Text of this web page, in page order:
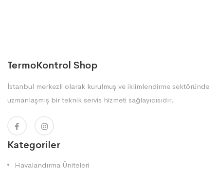
TermoKontrol Shop
İstanbul merkezli olarak kurulmuş ve iklimlendirme sektöründe
uzmanlaşmış bir teknik servis hizmeti sağlayıcısıdır.
Kategoriler
Havalandırma Üniteleri